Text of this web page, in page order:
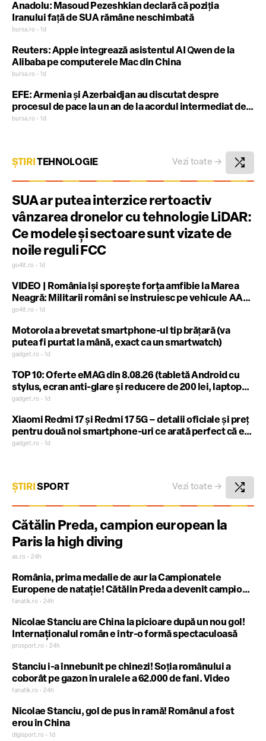
Anadolu: Masoud Pezeshkian declară că poziţia
Iranului faţă de SUA rămâne neschimbată
bursa.ro • 1d
Reuters: Apple integrează asistentul AI Qwen de la
Alibaba pe computerele Mac din China
bursa.ro • 1d
EFE: Armenia şi Azerbaidjan au discutat despre
procesul de pace la un an de la acordul intermediat de
Donald Trump
bursa.ro • 1d
ȘTIRI TEHNOLOGIE Vezi toate → shuffle
SUA ar putea interzice rertoactiv
vânzarea dronelor cu tehnologie LiDAR:
Ce modele și sectoare sunt vizate de
noile reguli FCC
go4it.ro • 1d
VIDEO | România își sporește forța amfibie la Marea
Neagră: Militarii români se instruiesc pe vehicule AAV-
7 alături de SUA
go4it.ro • 1d
Motorola a brevetat smartphone-ul tip brăţară (va
putea fi purtat la mână, exact ca un smartwatch)
gadget.ro • 1d
TOP 10: Oferte eMAG din 8.08.26 (tabletă Android cu
stylus, ecran anti-glare și reducere de 200 lei, laptop
de gaming HP cu procesor AMD Ryzen AI 7 350 și
Philips pe 215 cm, AMBILIGHT și reducere de 10% etc)
gadget.ro • 1d
Xiaomi Redmi 17 şi Redmi 17 5G – detalii oficiale şi preţ
pentru două noi smartphone-uri ce arată perfect că era
telefoanelor inteligente ieftine a apus
gadget.ro • 1d
ȘTIRI SPORT Vezi toate → shuffle
Cătălin Preda, campion european la
Paris la high diving
as.ro • 24h
România, prima medalie de aur la Campionatele
Europene de natație! Cătălin Preda a devenit campion
european la Paris 2026
fanatik.ro • 24h
Nicolae Stanciu are China la picioare după un nou gol!
Internaționalul român e într-o formă spectaculoasă
prosport.ro • 24h
Stanciu i-a înnebunit pe chinezi! Soţia românului a
coborât pe gazon în uralele a 62.000 de fani. Video
fanatik.ro • 24h
Nicolae Stanciu, gol de pus în ramă! Românul a fost
erou în China
digisport.ro • 1d